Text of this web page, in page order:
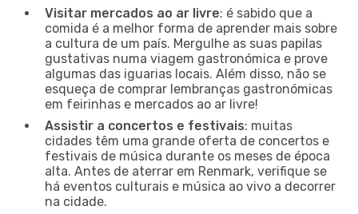
Visitar mercados ao ar livre: é sabido que a
comida é a melhor forma de aprender mais sobre
a cultura de um país. Mergulhe as suas papilas
gustativas numa viagem gastronómica e prove
algumas das iguarias locais. Além disso, não se
esqueça de comprar lembranças gastronómicas
em feirinhas e mercados ao ar livre!
Assistir a concertos e festivais: muitas
cidades têm uma grande oferta de concertos e
festivais de música durante os meses de época
alta. Antes de aterrar em Renmark, verifique se
há eventos culturais e música ao vivo a decorrer
na cidade.